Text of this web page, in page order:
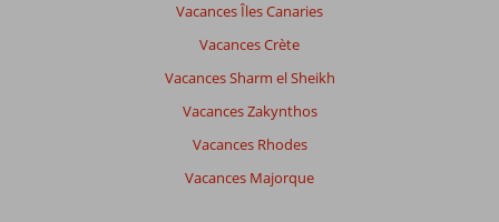
Vacances Îles Canaries
Vacances Crète
Vacances Sharm el Sheikh
Vacances Zakynthos
Vacances Rhodes
Vacances Majorque